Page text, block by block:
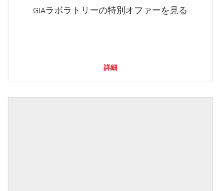
GIAラボラトリーの特別オファーを見る
詳細